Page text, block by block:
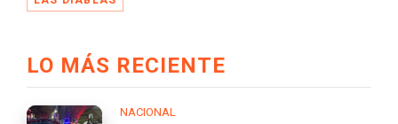
LO MÁS RECIENTE
NACIONAL